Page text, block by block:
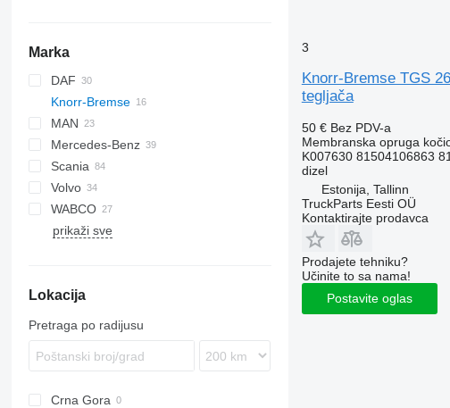
Marka
DAF
CF
LF
XF
S-Way
Stralis
Trakker
Knorr-Bremse
MAN
TGA
TGL
TGM
TGS
TGX
Mercedes-Benz
Actros
Antos
Arocs
Atego
Premium
Scania
G-series
R-series
Volvo
FH
FM
WABCO
prikaži sve
Lokacija
Pretraga po radijusu
Crna Gora
3
Knorr-Bremse TGS
tegljača
50 € Bez PDV-a
Membranska opruga
K007630 81504106863
dizel
Estonija, Tallinn
TruckParts Eesti OÜ
Kontaktirajte prodavca
Prodajete tehniku?
Učinite to sa nama!
Postavite oglas